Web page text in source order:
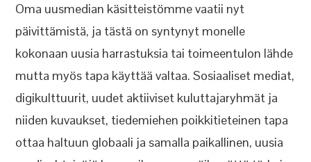
Oma uusmedian käsitteistömme vaatii nyt
päivittämistä, ja tästä on syntynyt monelle
kokonaan uusia harrastuksia tai toimeentulon lähde
mutta myös tapa käyttää valtaa. Sosiaaliset mediat,
digikulttuurit, uudet aktiiviset kuluttajaryhmät ja
niiden kuvaukset, tiedemiehen poikkitieteinen tapa
ottaa haltuun globaali ja samalla paikallinen, uusia